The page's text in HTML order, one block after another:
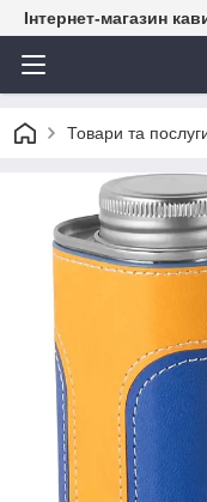
Інтернет-магазин
Товари та